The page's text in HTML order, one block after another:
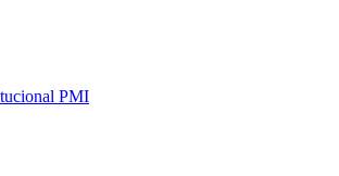
PMI